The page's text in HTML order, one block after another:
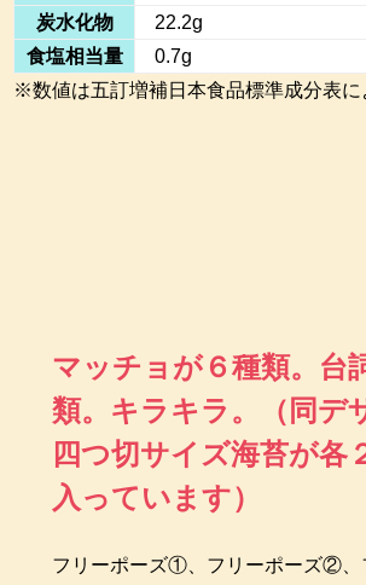
炭水化物
22.2g
食塩相当量
0.7g
※数値は五訂増補日本食品標準成分表に
マッチョが６種類。台
類。キラキラ。（同デ
四つ切サイズ海苔が各
入っています）
フリーポーズ①、フリーポーズ②、